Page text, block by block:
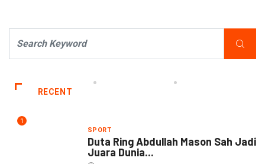
RECENT
1
SPORT
Duta Ring Abdullah Mason Sah Jadi
Juara Dunia...